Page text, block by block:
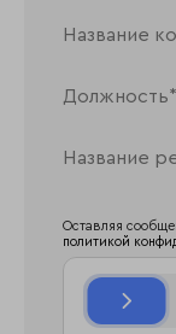
Оставляя
политикой